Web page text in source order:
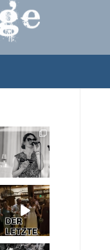
Sommer,
Sonne,
Gefühle bei
der Agape!
41
0
Abschlusslied
der Hochzeit
Was für ein...